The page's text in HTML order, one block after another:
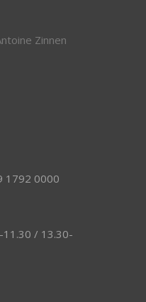
Zinnen
1792 0000
11.30 / 13.30-